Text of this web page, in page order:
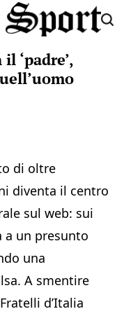
‘padre’,
di oltre
diventa il centro
sul web: sui
un presunto
una
A smentire
d’Italia